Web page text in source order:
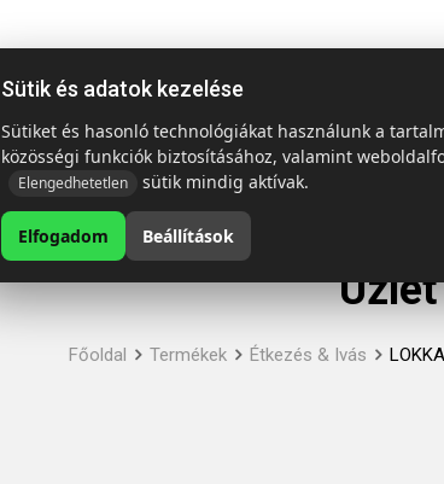
Kezdőlap Termékek Emblémázás és
Üzlet
Főoldal Termékek Étkezés & Ivás
Sütik és adatok kezelése
Sütiket és hasonló technológiákat használunk a
közösségi funkciók biztosításához, valamint
Elengedhetetlen sütik mindig aktívak.
Elfogadom Beállítások